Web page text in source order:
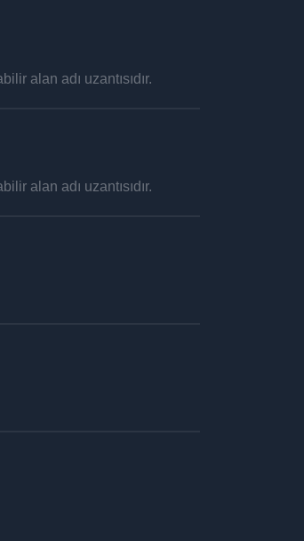
alan adı uzantısıdır.
alan adı uzantısıdır.